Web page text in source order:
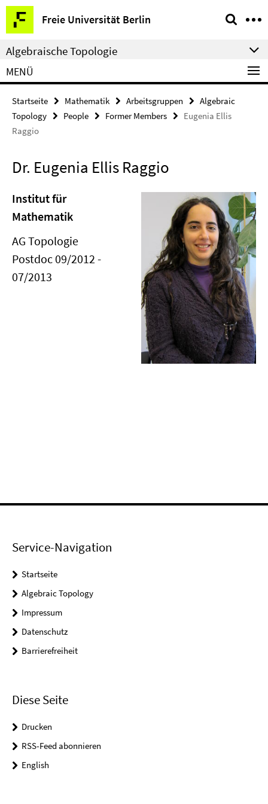
Springe
direkt
zu
Inhalt
Freie Universität Berlin
Service-
Navigation
Algebraische Topologie
MENÜ
Startseite Mathematik Arbeitsgruppen
Algebraic
Topology
People Former Members
Eugenia Ellis
Raggio
Dr. Eugenia Ellis Raggio
Institut für
Mathematik
AG Topologie
Postdoc 09/2012 -
07/2013
Service-Navigation
Startseite
Algebraic Topology
Impressum
Datenschutz
Barrierefreiheit
Diese Seite
Drucken
RSS-Feed abonnieren
English